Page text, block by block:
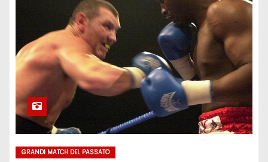
GRANDI MATCH DEL PASSATO